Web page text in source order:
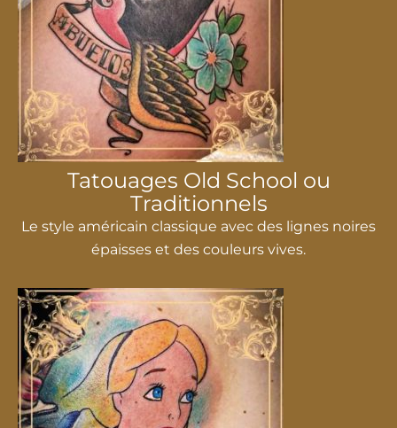
Tatouages ​​Old School ou
Traditionnels
Le style américain classique avec des lignes noires
épaisses et des couleurs vives.